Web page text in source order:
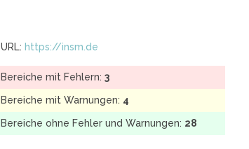
URL: https://insm.de
Bereiche mit Fehlern: 3
Bereiche mit Warnungen: 4
Bereiche ohne Fehler und Warnungen: 28